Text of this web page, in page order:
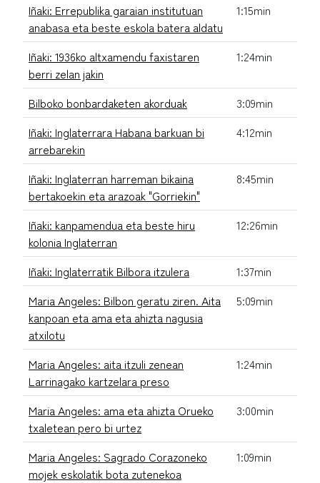
Iñaki: Errepublika garaian institutuan
anabasa eta beste eskola batera aldatu
1:15min
Iñaki: 1936ko altxamendu faxistaren
berri zelan jakin
1:24min
Bilboko bonbardaketen akorduak
3:09min
Iñaki: Inglaterrara Habana barkuan bi
arrebarekin
4:12min
Iñaki: Inglaterran harreman bikaina
bertakoekin eta arazoak "Gorriekin"
8:45min
Iñaki: kanpamendua eta beste hiru
kolonia Inglaterran
12:26min
Iñaki: Inglaterratik Bilbora itzulera
1:37min
Maria Angeles: Bilbon geratu ziren. Aita
kanpoan eta ama eta ahizta nagusia
atxilotu
5:09min
Maria Angeles: aita itzuli zenean
Larrinagako kartzelara preso
1:24min
Maria Angeles: ama eta ahizta Orueko
txaletean pero bi urtez
3:00min
Maria Angeles: Sagrado Corazoneko
mojek eskolatik bota zutenekoa
1:09min